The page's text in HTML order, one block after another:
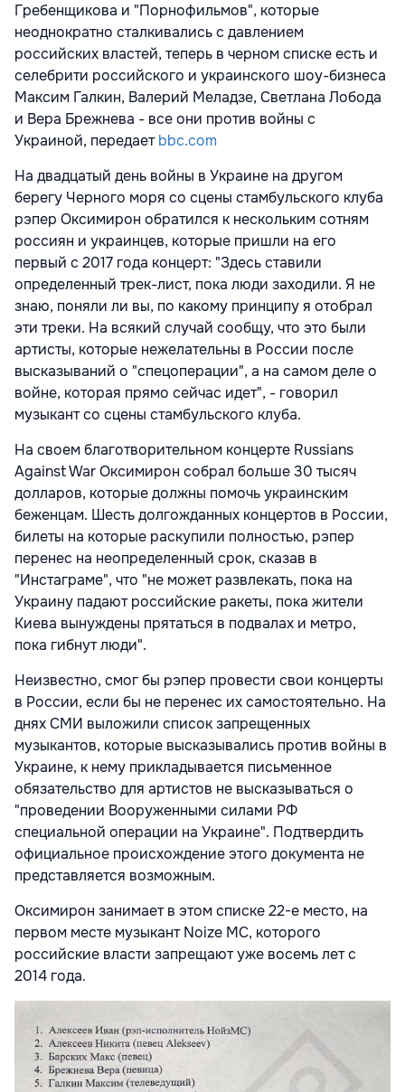
Гребенщикова и "Порнофильмов", которые
неоднократно сталкивались с давлением
российских властей, теперь в черном списке есть и
селебрити российского и украинского шоу-бизнеса
Максим Галкин, Валерий Меладзе, Светлана Лобода
и Вера Брежнева - все они против войны с
Украиной, передаетbbc.com
На двадцатый день войны в Украине на другом
берегу Черного моря со сцены стамбульского клуба
рэпер Оксимирон обратился к нескольким сотням
россиян и украинцев, которые пришли на его
первый с 2017 года концерт: "Здесь ставили
определенный трек-лист, пока люди заходили. Я не
знаю, поняли ли вы, по какому принципу я отобрал
эти треки. На всякий случай сообщу, что это были
артисты, которые нежелательны в России после
высказываний о "спецоперации", а на самом деле о
войне, которая прямо сейчас идет", - говорил
музыкант со сцены стамбульского клуба.
На своем благотворительном концерте Russians
Against War Оксимирон собрал больше 30 тысяч
долларов, которые должны помочь украинским
беженцам. Шесть долгожданных концертов в России,
билеты на которые раскупили полностью, рэпер
перенес на неопределенный срок, сказав в
"Инстаграме", что "не может развлекать, пока на
Украину падают российские ракеты, пока жители
Киева вынуждены прятаться в подвалах и метро,
пока гибнут люди".
Неизвестно, смог бы рэпер провести свои концерты
в России, если бы не перенес их самостоятельно. На
днях СМИ выложили список запрещенных
музыкантов, которые высказывались против войны в
Украине, к нему прикладывается письменное
обязательство для артистов не высказываться о
"проведении Вооруженными силами РФ
специальной операции на Украине". Подтвердить
официальное происхождение этого документа не
представляется возможным.
Оксимирон занимает в этом списке 22-е место, на
первом месте музыкант Noize MC, которого
российские власти запрещают уже восемь лет с
2014 года.